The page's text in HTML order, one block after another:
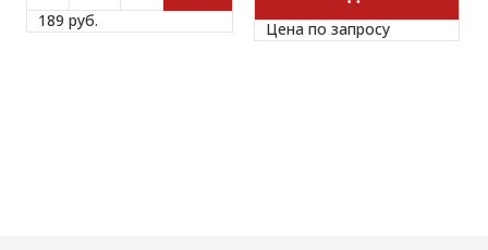
189 руб. Цена по запросу